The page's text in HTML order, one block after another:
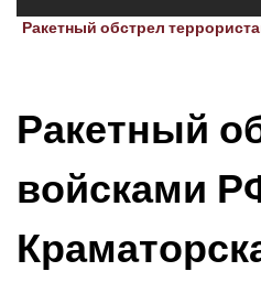
Ракетный обстрел
Ракетный
войсками